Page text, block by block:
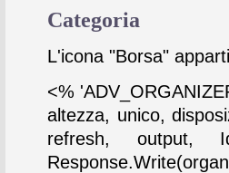
Categoria
L'icona "Borsa"
<%
altezza, unico,
refresh, output,